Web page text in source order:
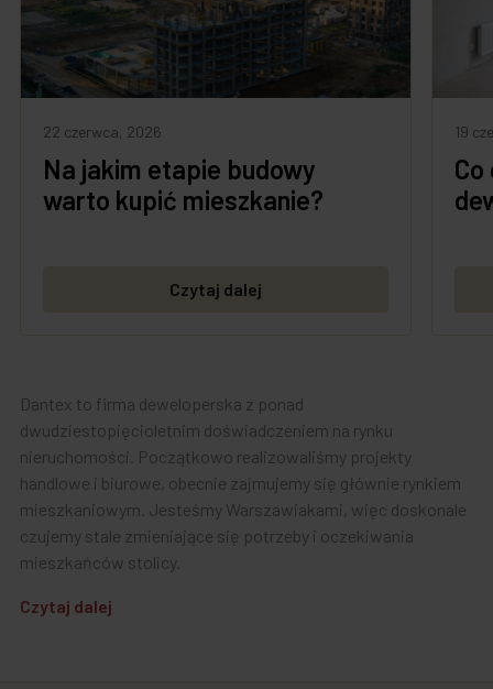
22 czerwca, 2026
Na jakim etapie budowy
warto kupić mieszkanie?
Czytaj dalej
19
Dantex to firma deweloperska z ponad
dwudziestopięcioletnim doświadczeniem na rynku
nieruchomości. Początkowo realizowaliśmy projekty
handlowe i biurowe, obecnie zajmujemy się głównie rynkiem
mieszkaniowym. Jesteśmy Warszawiakami, więc doskonale
czujemy stale zmieniające się potrzeby i oczekiwania
mieszkańców stolicy.
Czytaj dalej